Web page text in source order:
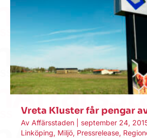
Vreta Kluster får pengar
Av Affärsstaden september 24,
Linköping, Miljö, Pressrelease,